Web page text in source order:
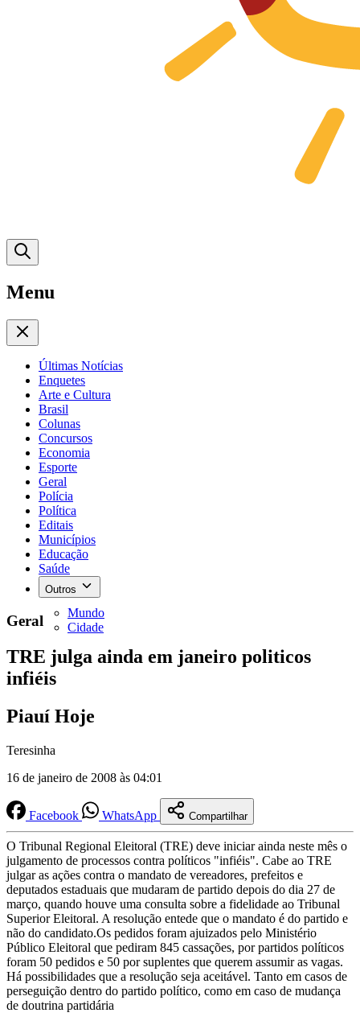
Menu
Últimas Notícias
Enquetes
Arte e Cultura
Brasil
Colunas
Concursos
Economia
Esporte
Geral
Polícia
Política
Editais
Municípios
Educação
Saúde
Outros
Mundo
Cidade
Geral
TRE julga ainda em janeiro politicos
infiéis
Piauí Hoje
Teresinha
16 de janeiro de 2008 às 04:01
Facebook WhatsApp Compartilhar
O Tribunal Regional Eleitoral (TRE) deve iniciar ainda neste mês o
julgamento de processos contra políticos "infiéis". Cabe ao TRE
julgar as ações contra o mandato de vereadores, prefeitos e
deputados estaduais que mudaram de partido depois do dia 27 de
março, quando houve uma consulta sobre a fidelidade ao Tribunal
Superior Eleitoral. A resolução entede que o mandato é do partido e
não do candidato.Os pedidos foram ajuizados pelo Ministério
Público Eleitoral que pediram 845 cassações, por partidos políticos
foram 50 pedidos e 50 por suplentes que querem assumir as vagas.
Há possibilidades que a resolução seja aceitável. Tanto em casos de
perseguição dentro do partido político, como em caso de mudança
de doutrina partidária